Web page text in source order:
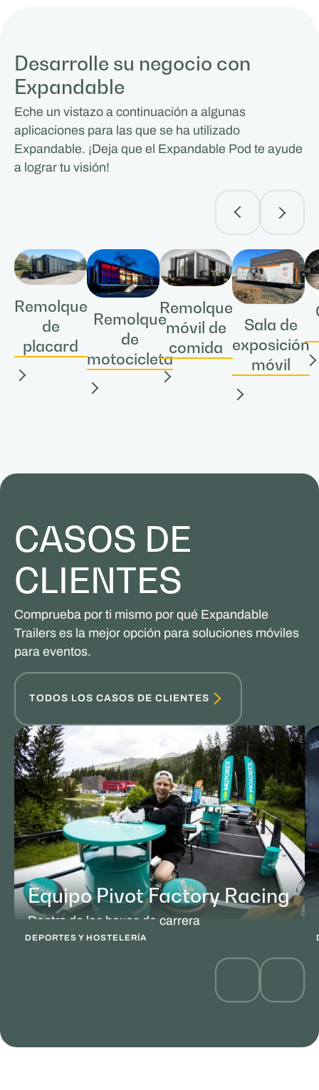
Desarrolle su negocio con
Expandable
Eche un vistazo a continuación a algunas
aplicaciones para las que se ha utilizado
Expandable. ¡Deja que el Expandable Pod te ayude
a lograr tu visión!
Remolque
de
placard
Remolque
de
motocicleta
Remolque
móvil de
comida
Sala de
exposición
móvil
CASOS DE
CLIENTES
Comprueba por ti mismo por qué Expandable
Trailers es la mejor opción para soluciones móviles
para eventos.
TODOS LOS CASOS DE CLIENTES
Equipo Pivot Factory Racing
Dentro de los boxes de carrera
DEPORTES Y HOSTELERÍA